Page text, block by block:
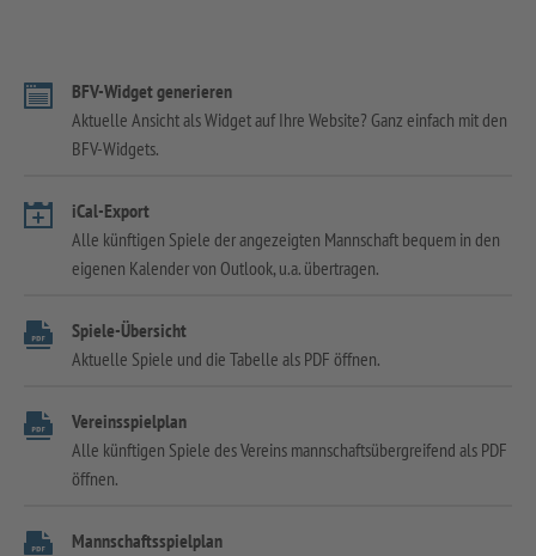
BFV-Widget generieren
Aktuelle Ansicht als Widget auf Ihre Website? Ganz einfach mit den
BFV-Widgets.
iCal-Export
Alle künftigen Spiele der angezeigten Mannschaft bequem in den
eigenen Kalender von Outlook, u.a. übertragen.
Spiele-Übersicht
Aktuelle Spiele und die Tabelle als PDF öffnen.
Vereinsspielplan
Alle künftigen Spiele des Vereins mannschaftsübergreifend als PDF
öffnen.
Mannschaftsspielplan